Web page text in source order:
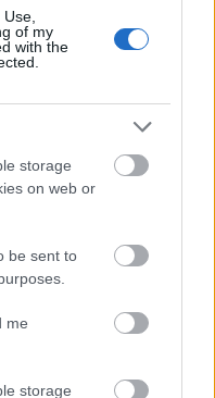
of my
with the
storage
on web or
be sent to
me
storage